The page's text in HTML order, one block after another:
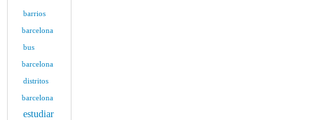
barrios
barcelona
bus
barcelona
distritos
barcelona
estudiar